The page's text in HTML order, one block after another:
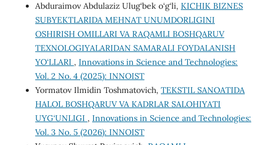
Abduraimov Abdulaziz Ulug‘bek o‘g‘li, KICHIK BIZNES
SUBYEKTLARIDA MEHNAT UNUMDORLIGINI
OSHIRISH OMILLARI VA RAQAMLI BOSHQARUV
TEXNOLOGIYALARIDAN SAMARALI FOYDALANISH
YO‘LLARI , Innovations in Science and Technologies:
Vol. 2 No. 4 (2025): INNOIST
Yormatov Ilmidin Toshmatovich, TEKSTIL SANOATIDA
HALOL BOSHQARUV VA KADRLAR SALOHIYATI
UYG‘UNLIGI , Innovations in Science and Technologies:
Vol. 3 No. 5 (2026): INNOIST